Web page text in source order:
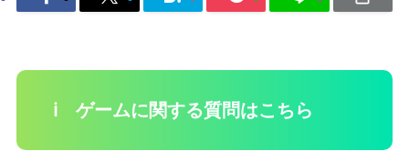
ℹ️ ゲームに関する質問はこちら